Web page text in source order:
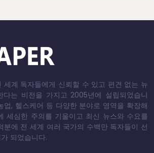
세계 독자들에게 신뢰할 수 있고 편견 없는 뉴
다는 비전을 가지고 2005년에 설립되었습니
업, 헬스케어 등 다양한 분야로 영역을 확장해
세심한 주의를 기울이고 최신 뉴스와 수요를
분에 전 세계 여러 국가의 수백만 독자들이 선
되었습니다.